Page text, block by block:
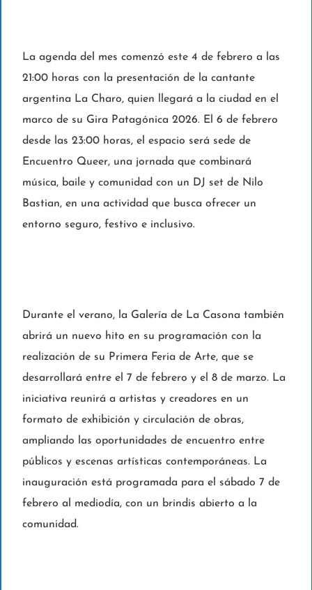
La agenda del mes comenzó este 4 de febrero a las
21:00 horas con la presentación de la cantante
argentina La Charo, quien llegará a la ciudad en el
marco de su Gira Patagónica 2026. El 6 de febrero
desde las 23:00 horas, el espacio será sede de
Encuentro Queer, una jornada que combinará
música, baile y comunidad con un DJ set de Nilo
Bastian, en una actividad que busca ofrecer un
entorno seguro, festivo e inclusivo.
Durante el verano, la Galería de La Casona también
abrirá un nuevo hito en su programación con la
realización de su Primera Feria de Arte, que se
desarrollará entre el 7 de febrero y el 8 de marzo. La
iniciativa reunirá a artistas y creadores en un
formato de exhibición y circulación de obras,
ampliando las oportunidades de encuentro entre
públicos y escenas artísticas contemporáneas. La
inauguración está programada para el sábado 7 de
febrero al mediodía, con un brindis abierto a la
comunidad.